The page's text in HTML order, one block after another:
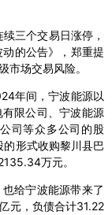
三个交易日涨停，
的公告》，郑重提
市场交易风险。
年间，宁波能源以
限公司、宁波能源
司等众多公司的股
形式收购黎川县巴
万元。
给宁波能源带来了
元，负债合计31.22